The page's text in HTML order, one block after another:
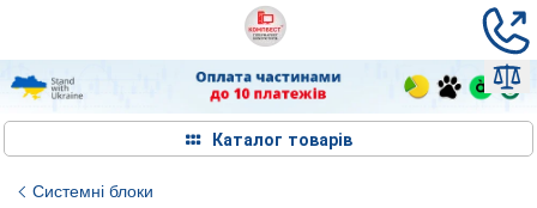
Каталог товарів
Системні блоки